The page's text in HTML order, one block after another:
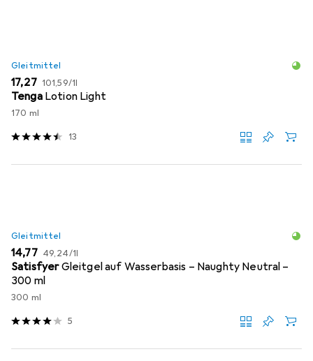
Gleitmittel
EUR
17,27 EUR
101,59/1l
Tenga Lotion Light
170 ml
13
Gleitmittel
EUR
14,77 EUR
49,24/1l
SatisfyerGleitgel auf Wasserbasis – Naughty Neutral –
300 ml
300 ml
5